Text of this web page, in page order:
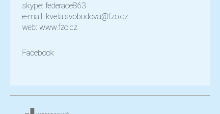
skype: federace863
e-mail: kveta.svobodova@fzo.cz
web: www.fzo.cz
Facebook